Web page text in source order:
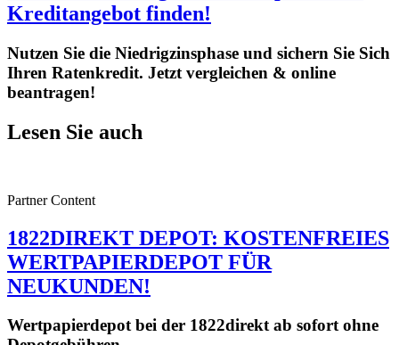
Kreditangebot finden!
Nutzen Sie die Niedrigzinsphase und sichern Sie Sich
Ihren Ratenkredit. Jetzt vergleichen & online
beantragen!
Lesen Sie auch
Partner Content
1822DIREKT DEPOT: KOSTENFREIES
WERTPAPIERDEPOT FÜR
NEUKUNDEN!
Wertpapierdepot bei der 1822direkt ab sofort ohne